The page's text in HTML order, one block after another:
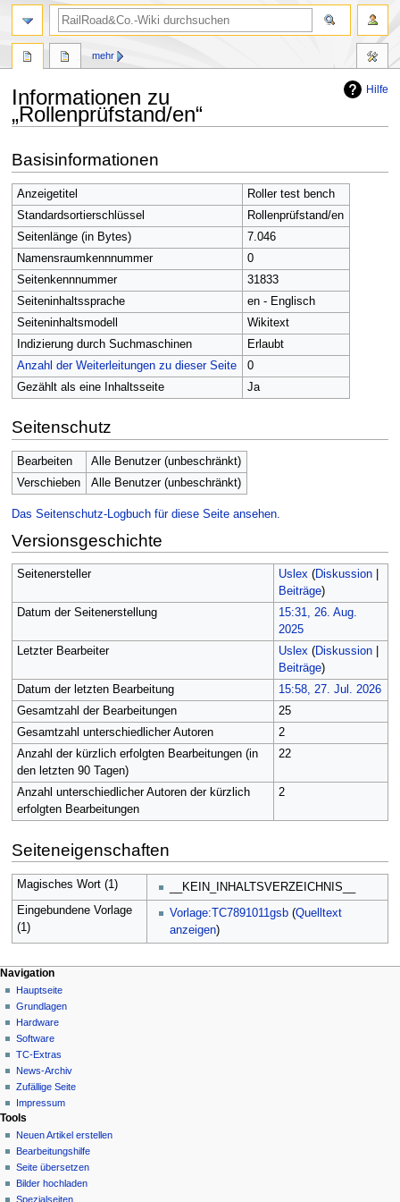
Hilfe
Informationen zu
„Rollenprüfstand/en“
Navigation
springen
Suche
springen
Basisinformationen
Anzeigetitel
Roller test bench
Standardsortierschlüssel
Rollenprüfstand/en
Seitenlänge (in Bytes)
7.046
Namensraumkennnummer
0
Seitenkennnummer
31833
Seiteninhaltssprache
en - Englisch
Seiteninhaltsmodell
Wikitext
Indizierung durch Suchmaschinen
Erlaubt
Anzahl der Weiterleitungen zu dieser Seite
0
Gezählt als eine Inhaltsseite
Ja
Seitenschutz
Bearbeiten
Alle Benutzer (unbeschränkt)
Verschieben
Alle Benutzer (unbeschränkt)
Das Seitenschutz-Logbuch für diese Seite ansehen.
Versionsgeschichte
Seitenersteller Uslex (Diskussion|
Beiträge)
Datum der Seitenerstellung
15:31, 26. Aug.
2025
Letzter Bearbeiter
Uslex (Diskussion|
Beiträge)
Datum der letzten Bearbeitung
15:58, 27. Jul. 2026
Gesamtzahl der Bearbeitungen
25
Gesamtzahl unterschiedlicher Autoren
2
Anzahl der kürzlich erfolgten Bearbeitungen (in
den letzten 90 Tagen)
22
Anzahl unterschiedlicher Autoren der kürzlich
erfolgten Bearbeitungen
2
Seiteneigenschaften
Magisches Wort (1)
__KEIN_INHALTSVERZEICHNIS__
Eingebundene Vorlage
(1)
Vorlage:TC7891011gsb (Quelltext
anzeigen)
N
a
v
g
a
i
o
n
s
m
Seitenaktionen
Seite
Diskussion
Lesen
Quelltext
anzeigen
Versionsgeschichte
mehr
Meine Werkzeuge
Deutsch
Anmelden
Navigation
Hauptseite
Grundlagen
Hardware
Software
TC-Extras
News-Archiv
Zufällige Seite
Impressum
Suche
Tools
Neuen Artikel erstellen
Bearbeitungshilfe
Seite übersetzen
Bilder hochladen
Spezialseiten